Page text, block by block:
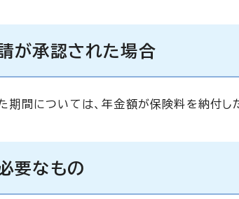
承認された場合
期間については、年金額が保険料を納付し
要なもの